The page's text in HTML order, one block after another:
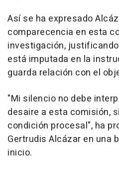
Así se ha expresado
comparecencia en esta
investigación,
está imputada en la
guarda relación con el
"Mi silencio no debe
desaire a esta comisión,
condición procesal", ha
Gertrudis Alcázar en una
inicio.